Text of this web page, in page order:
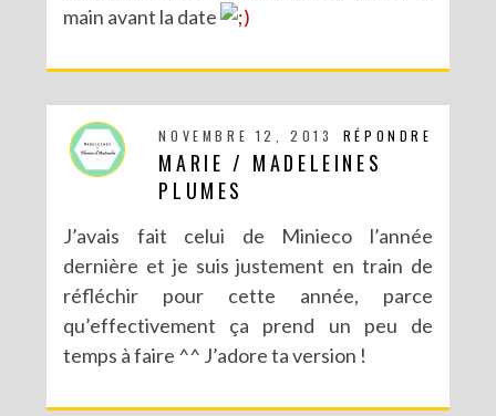
main avant la date
RÉPONDRE
NOVEMBRE 12, 2013
MARIE / MADELEINES
PLUMES
J’avais fait celui de Minieco l’année
dernière et je suis justement en train de
réfléchir pour cette année, parce
qu’effectivement ça prend un peu de
temps à faire ^^ J’adore ta version !